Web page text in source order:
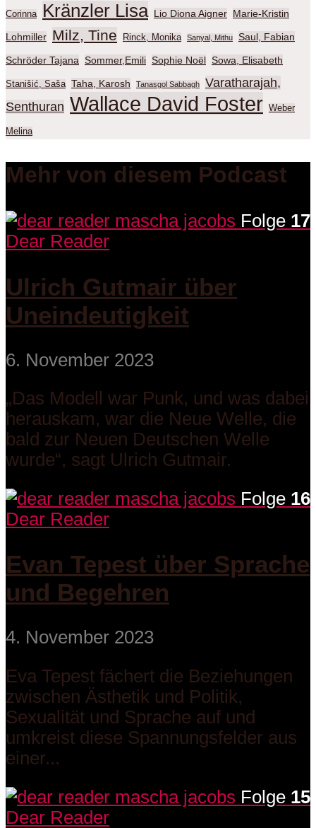
Corinna Kränzler Lisa Lio Diona Aigner Marie-Kristin
Lohmiller Milz, Tine Rinck, Monika Sanyal, Mithu Saul, Fabian
Schröder Tajana Sommer,Emili Sophie Noël Sowa, Elisabeth
Stanišić, Saša Taha, Karosh Tanasgol Sabbagh
Varatharajah,
Senthuran Wallace David Foster Weber
Melina
Mehr von diesem Podcast
Folge 17
Dear Reader
Ulrich Gutmair über
Uneindeutigkeit
6. November 2023
„Das Modell war Punk, und was dabei
herauskam, war die Neue Welle, die
bald zur Neuen Deutschen Welle
wurde“, sagt Ulrich Gutmair.
Folge 16
Dear Reader
Evan Tepest über Sprache
und Begehren
4. November 2023
Eva Tepest fächert die Beziehungen
zwischen Ästhetik und Politik,
Sexualität und Sprache auf und
umkreist diese Spannungsfelder aus
einer...
Folge 15
Dear Reader